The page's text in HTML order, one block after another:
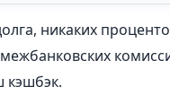
никаких
кэшбэк.